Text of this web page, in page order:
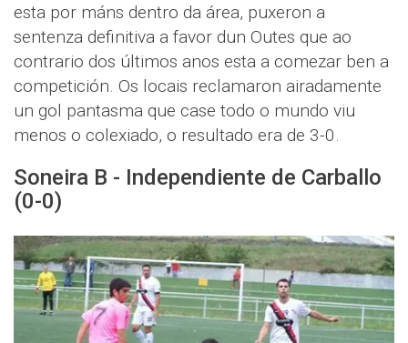
esta por máns dentro da área, puxeron a
sentenza definitiva a favor dun Outes que ao
contrario dos últimos anos esta a comezar ben a
competición. Os locais reclamaron airadamente
un gol pantasma que case todo o mundo viu
menos o colexiado, o resultado era de 3-0.
Soneira B - Independiente de Carballo
(0-0)